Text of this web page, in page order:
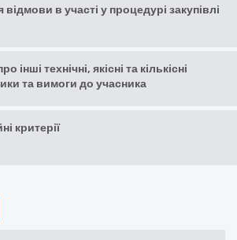
відмови в участі у процедурі закупівлі
інші технічні, якісні та кількісні
та вимоги до учасника
критерії